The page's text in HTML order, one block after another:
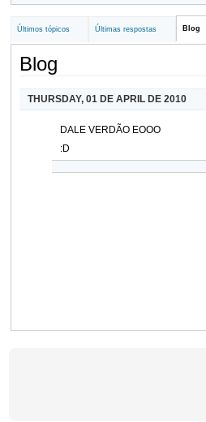
Últimos tópicos Últimas respostas Blog
Blog
THURSDAY, 01 DE APRIL DE 2010
DALE VERDÃO EOOO
:D